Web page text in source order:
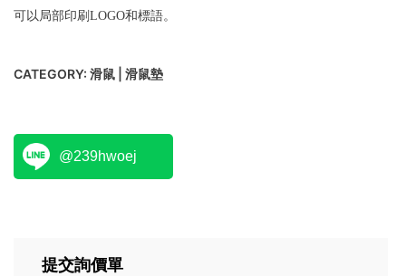
可以局部印刷LOGO和標語。
CATEGORY: 滑鼠 | 滑鼠墊
@239hwoej
提交詢價單